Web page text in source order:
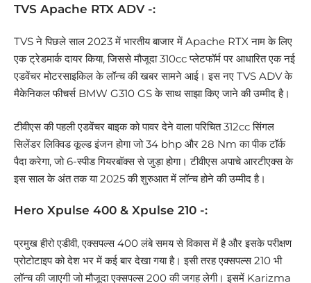
TVS Apache RTX ADV -:
TVS ने पिछले साल 2023 में भारतीय बाजार में Apache RTX नाम के लिए
एक ट्रेडमार्क दायर किया, जिससे मौजूदा 310cc प्लेटफॉर्म पर आधारित एक नई
एडवेंचर मोटरसाइकिल के लॉन्च की खबर सामने आई। इस नए TVS ADV के
मैकेनिकल फीचर्स BMW G310 GS के साथ साझा किए जाने की उम्मीद है।
टीवीएस की पहली एडवेंचर बाइक को पावर देने वाला परिचित 312cc सिंगल
सिलेंडर लिक्विड कूल्ड इंजन होगा जो 34 bhp और 28 Nm का पीक टॉर्क
पैदा करेगा, जो 6-स्पीड गियरबॉक्स से जुड़ा होगा। टीवीएस अपाचे आरटीएक्स के
इस साल के अंत तक या 2025 की शुरुआत में लॉन्च होने की उम्मीद है।
Hero Xpulse 400 & Xpulse 210 -:
प्रमुख हीरो एडीवी, एक्सपल्स 400 लंबे समय से विकास में है और इसके परीक्षण
प्रोटोटाइप को देश भर में कई बार देखा गया है। इसी तरह एक्सपल्स 210 भी
लॉन्च की जाएगी जो मौजूदा एक्सपल्स 200 की जगह लेगी। इसमें Karizma